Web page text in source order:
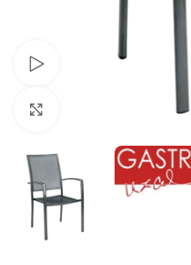
Schau Video
Klick zum Vergrößern